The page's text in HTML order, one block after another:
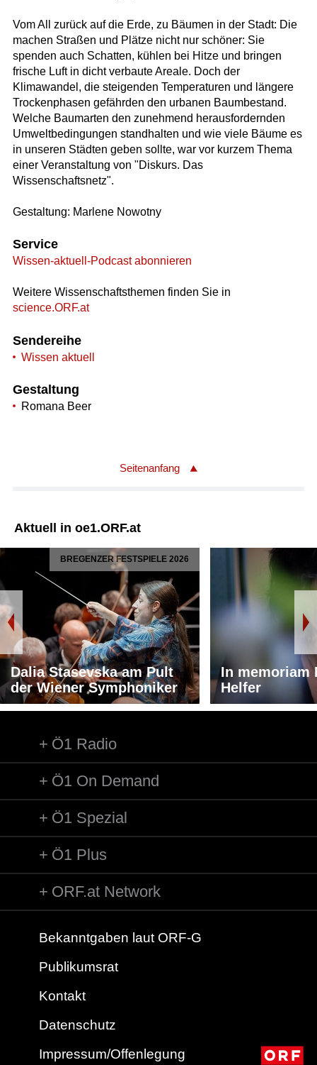
Vom All zurück auf die Erde, zu Bäumen in der Stadt: Die
machen Straßen und Plätze nicht nur schöner: Sie
spenden auch Schatten, kühlen bei Hitze und bringen
frische Luft in dicht verbaute Areale. Doch der
Klimawandel, die steigenden Temperaturen und längere
Trockenphasen gefährden den urbanen Baumbestand.
Welche Baumarten den zunehmend herausfordernden
Umweltbedingungen standhalten und wie viele Bäume es
in unseren Städten geben sollte, war vor kurzem Thema
einer Veranstaltung von "Diskurs. Das
Wissenschaftsnetz".
Gestaltung: Marlene Nowotny
Service
Wissen-aktuell-Podcast abonnieren
Weitere Wissenschaftsthemen finden Sie in
science.ORF.at
Sendereihe
Wissen aktuell
Gestaltung
Romana Beer
Seitenanfang
Aktuell in oe1.ORF.at
BREGENZER FESTSPIELE 2026
Dalia Stasevska am Pult
der Wiener Symphoniker
In memoriam
Helfer
Ö1 Radio
Ö1 On Demand
Ö1 Spezial
Ö1 Plus
ORF.at Network
Bekanntgaben laut ORF-G
Publikumsrat
Kontakt
Datenschutz
Impressum/Offenlegung